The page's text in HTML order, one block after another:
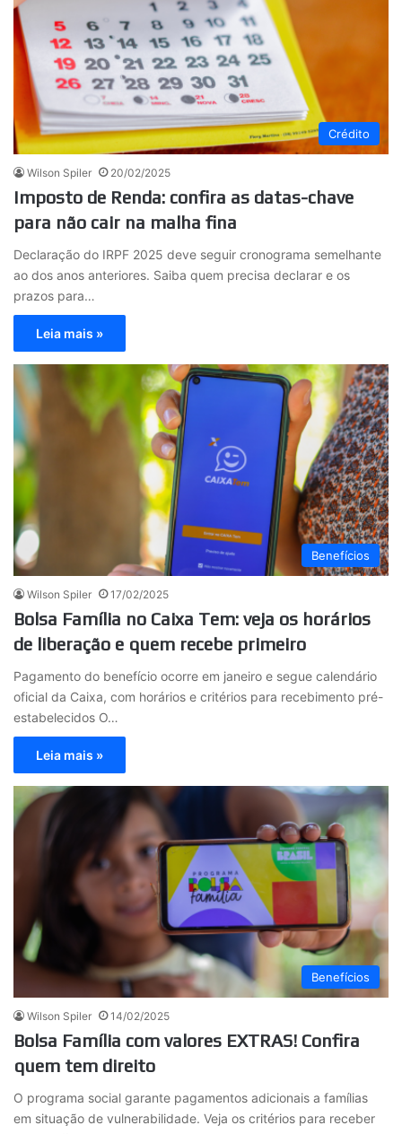
Crédito
Wilson Spiler 20/02/2025
Imposto de Renda: confira as datas-chave
para não cair na malha fina
Declaração do IRPF 2025 deve seguir cronograma semelhante
ao dos anos anteriores. Saiba quem precisa declarar e os
prazos para…
Leia mais »
Benefícios
Wilson Spiler 17/02/2025
Bolsa Família no Caixa Tem: veja os horários
de liberação e quem recebe primeiro
Pagamento do benefício ocorre em janeiro e segue calendário
oficial da Caixa, com horários e critérios para recebimento pré-
estabelecidos O…
Leia mais »
Benefícios
Wilson Spiler 14/02/2025
Bolsa Família com valores EXTRAS! Confira
quem tem direito
O programa social garante pagamentos adicionais a famílias
em situação de vulnerabilidade. Veja os critérios para receber